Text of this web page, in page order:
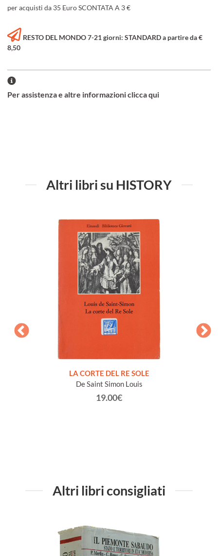
per acquisti da 35 Euro SCONTATA A 3 €
RESTO DEL MONDO 7-21 giorni: STANDARD a partire da €
8,50
Per assistenza e altre informazioni clicca qui
Altri libri su HISTORY
LA CORTE DEL RE SOLE
De Saint Simon Louis
19.00€
Altri libri consigliati